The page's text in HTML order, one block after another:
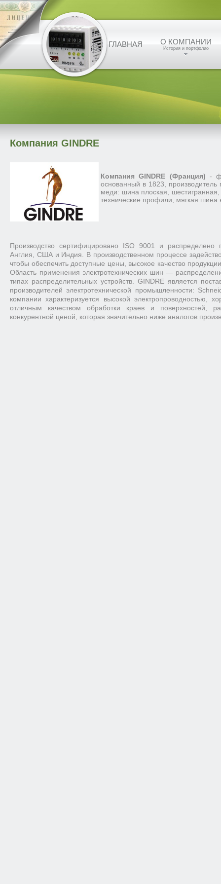
ГЛАВНАЯ О КОМПАНИИ
История и портфолио
Компания GINDRE
Компания GINDRE (Франция) -
основанный в 1823, производитель
меди: шина плоская, шестигранная,
технические профили, мягкая шина
Производство сертифицировано ISO 9001 и
Англия, США и Индия. В производственном процессе
чтобы обеспечить доступные цены, высокое качество
Область применения электротехнических шин —
типах распределительных устройств. GINDRE является
производителей электротехнической промышленности:
компании характеризуется высокой электропроводностью,
отличным качеством обработки краев и поверхностей,
конкурентной ценой, которая значительно ниже аналогов